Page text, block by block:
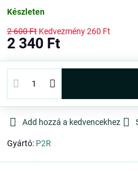
Készleten
2 600 Ft Kedvezmény260 Ft
2 340 Ft
Add hozzá a kedvencekhez
Gyártó: P2R